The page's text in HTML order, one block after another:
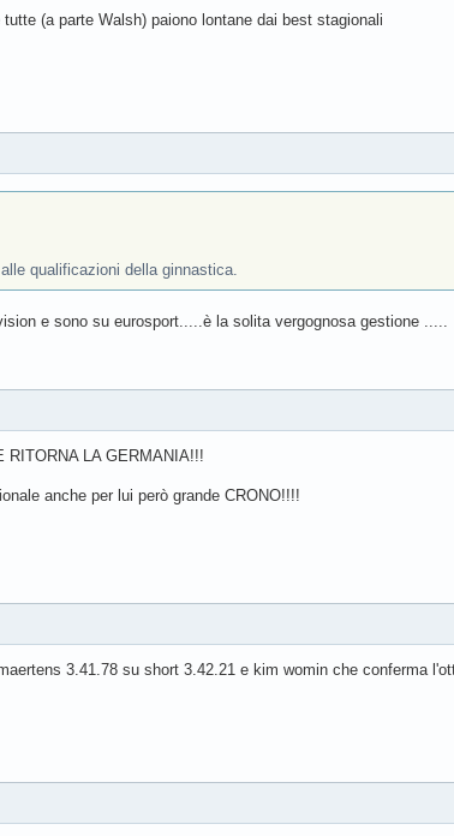
(a parte Walsh) paiono lontane dai best stagionali
qualificazioni della ginnastica.
e sono su eurosport.....è la solita vergognosa gestione .....
RITORNA LA GERMANIA!!!
anche per lui però grande CRONO!!!!
3.41.78 su short 3.42.21 e kim womin che conferma